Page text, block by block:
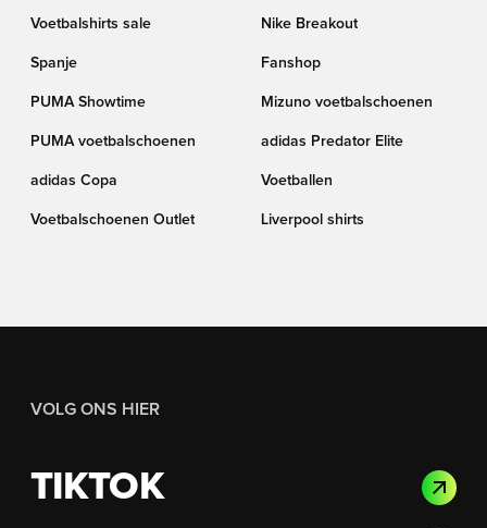
Voetbalshirts sale Nike Breakout
Spanje Fanshop
PUMA Showtime Mizuno voetbalschoenen
PUMA voetbalschoenen adidas Predator Elite
adidas Copa Voetballen
Voetbalschoenen Outlet Liverpool shirts
VOLG ONS HIER
TIKTOK